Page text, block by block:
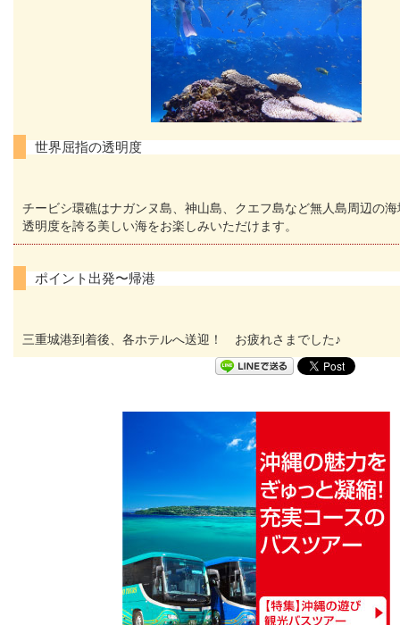
世界屈指の透明度
チービシ環礁はナガンヌ島、神山島、クエフ島など無人島周辺の
透明度を誇る美しい海をお楽しみいただけます。
ポイント出発〜帰港
三重城港到着後、各ホテルへ送迎！ お疲れさまでした♪